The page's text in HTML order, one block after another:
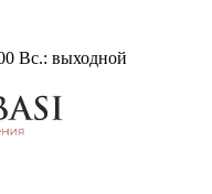
Вс.: выходной